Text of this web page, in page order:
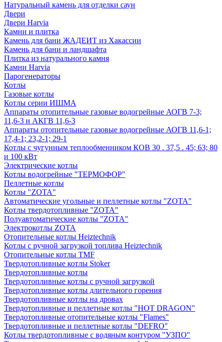
Натуральный камень для отделки саун
Двери
Двери Harvia
Камни и плитка
Камень для бани ЖАДЕИТ из Хакассии
Камень для бани и ландшафта
Плитка из натурального камня
Камни Harvia
Парогенераторы
Котлы
Газовые котлы
Котлы серии ИШМА
Аппараты отопительные газовые водогрейные АОГВ 7-3;
11,6-3 и АКГВ 11,6-3
Аппараты отопительные газовые водогрейные АОГВ 11,6-1;
17,4-1; 23,2-1; 29-1
Котлы с чугунным теплообменником КОВ 30 . 37,5 . 45; 63; 80
и 100 кВт
Электрические котлы
Котлы водогрейные "ТЕРМОФОР"
Пеллетные котлы
Котлы "ZOTA"
Автоматические угольные и пеллетные котлы "ZOTA"
Котлы твердотопливные "ZOTA"
Полуавтоматические котлы "ZOTA"
Электрокотлы ZOTA
Отопительные котлы Heiztechnik
Котлы с ручной загрузкой топлива Heiztechnik
Отопительные котлы TMF
Твердотопливные котлы Stoker
Твердотопливные котлы
Твердотопливные котлы с ручной загрузкой
Твердотопливные котлы длительного горения
Твердотопливные котлы на дровах
Твердотопливные и пеллетные котлы "HOT DRAGON"
Твердотопливные отопительные котлы "Flames"
Твердотопливные и пеллетные котлы "DEFRO"
Котлы твердотопливные с водяным контуром "УЗПО"